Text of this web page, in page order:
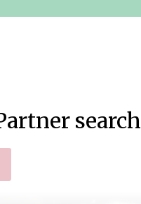
search